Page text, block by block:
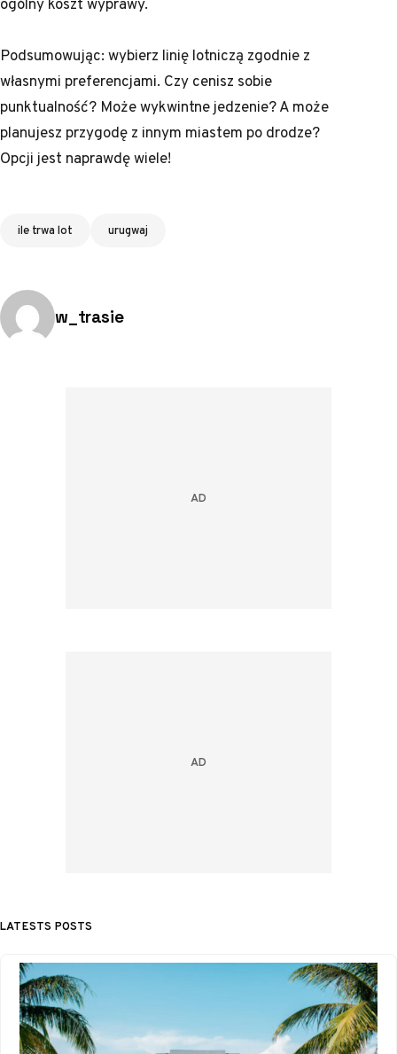
Podsumowując: wybierz linię lotniczą zgodnie z
własnymi preferencjami. Czy cenisz sobie
punktualność? Może wykwintne jedzenie? A może
planujesz przygodę z innym miastem po drodze?
Opcji jest naprawdę wiele!
Tagi
ile trwa lot urugwaj
Opublikowano przez:
w_trasie
LATESTS POSTS